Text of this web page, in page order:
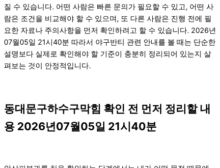
질 수 있습니다. 어떤 사람은 빠른 문의가 필요할 수 있고, 어떤 사
람은 조건을 비교해야 할 수 있으며, 또 다른 사람은 진행 전에 필
요한 자료나 주의사항을 먼저 확인하려고 할 수 있습니다. 2026년
07월05일 21시40분 따라서 야구반티 관련 안내를 볼 때는 단순한
설명보다 실제로 확인해야 할 기준이 충분히 정리되어 있는지 살
펴보는 것이 안정적입니다.
동대문구하수구막힘 확인 전 먼저 정리할 내
용 2026년07월05일 21시40분